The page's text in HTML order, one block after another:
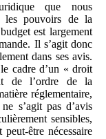
que nous
les pouvoirs de la
est largement
Il s’agit donc
dans ses avis.
cadre d’un « droit
de l’ordre de la
réglementaire,
s’agit pas d’avis
sensibles,
être nécessaire